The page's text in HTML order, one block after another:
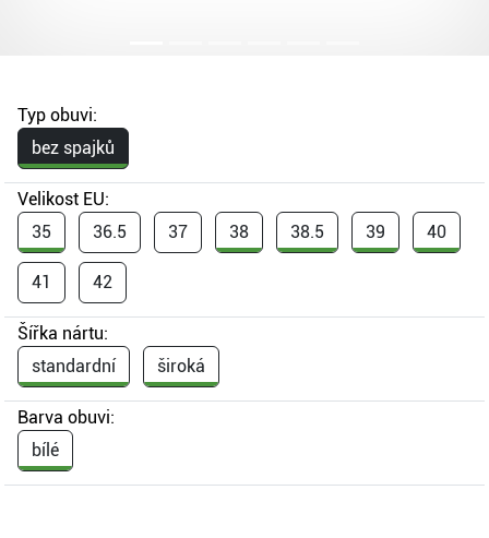
Typ obuvi:
bez spajků
Velikost EU:
35
36.5 37 38 38.5 39 40
41 42
Šířka nártu:
standardní
široká
Barva obuvi:
bílé